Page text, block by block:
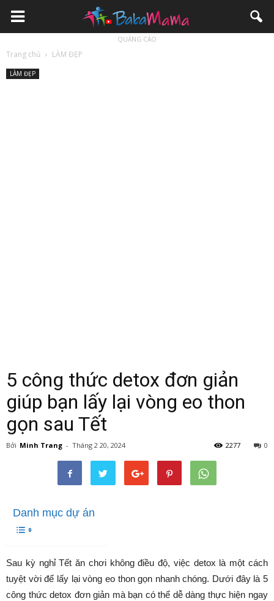
QUẢNG CÁO
Trang chủ LÀM ĐẸP
LÀM ĐẸP
5 công thức detox đơn giản
giúp bạn lấy lại vòng eo thon
gọn sau Tết
Bởi Minh Trang - Tháng 2 20, 2024 0
2277
Danh mục dự án
Sau kỳ nghỉ Tết ăn chơi không điều độ, việc detox là một cách
tuyệt vời để lấy lại vòng eo thon gọn nhanh chóng. Dưới đây là 5
công thức detox đơn giản mà bạn có thể dễ dàng thực hiện ngay